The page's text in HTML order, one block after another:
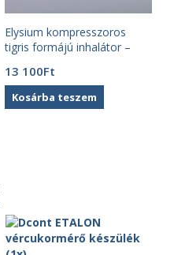
Elysium kompresszoros
tigris formájú inhalátor –
13 100Ft
Kosárba teszem